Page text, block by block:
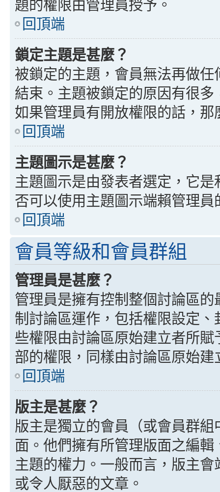
題的權限由管理員授予。
回頂端
鎖定主題是甚麼？
被鎖定的主題，會員無法再做
結束。主題被鎖定的原因有很
如果管理員有開放權限的話，
回頂端
主題圖示是甚麼？
主題圖示是由發表者選定，它
否可以使用主題圖示端賴管理員
回頂端
會員等級和會員群組
管理員是甚麼？
管理員是擁有控制整個討論區
制討論區運作，包括權限設定
些權限由討論區原始建立者所
部的權限，同樣由討論區原始建
回頂端
版主是甚麼？
版主是獨立的會員（或會員群
面。他們擁有所管理版面之編
主題的權力。一般而言，版主
或令人厭惡的文章。